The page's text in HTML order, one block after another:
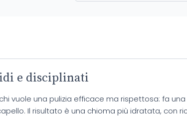
e disciplinati
vuole una pulizia efficace ma rispettosa: fa
Il risultato è una chioma più idratata, con